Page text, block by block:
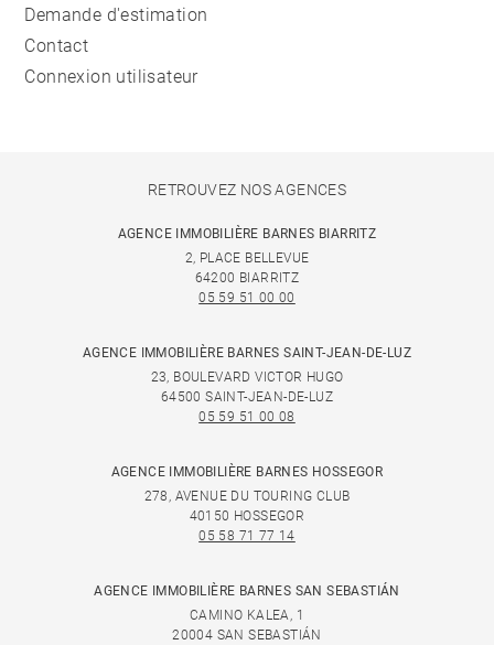
Demande d'estimation
Contact
Connexion utilisateur
RETROUVEZ NOS AGENCES
AGENCE IMMOBILIÈRE BARNES BIARRITZ
2, PLACE BELLEVUE
64200 BIARRITZ
05 59 51 00 00
AGENCE IMMOBILIÈRE BARNES SAINT-JEAN-DE-LUZ
23, BOULEVARD VICTOR HUGO
64500 SAINT-JEAN-DE-LUZ
05 59 51 00 08
AGENCE IMMOBILIÈRE BARNES HOSSEGOR
278, AVENUE DU TOURING CLUB
40150 HOSSEGOR
05 58 71 77 14
AGENCE IMMOBILIÈRE BARNES SAN SEBASTIÁN
CAMINO KALEA, 1
20004 SAN SEBASTIÁN